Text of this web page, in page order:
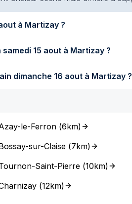
demain lundi 10 aout à Martizay ?
Quel temps fera-t-il samedi prochain samedi 15 aout à Martizay ?
Quel temps fera-t-il dimanche prochain dimanche 16 aout à Martizay ?
le-Ferron (6km)
sur-Claise (7km)
Saint-Pierre (10km)
(12km)